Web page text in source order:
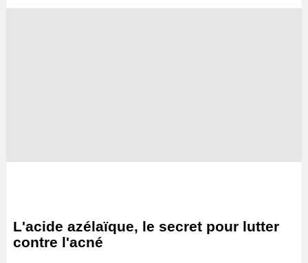
L'acide azélaïque, le secret pour lutter
contre l'acné